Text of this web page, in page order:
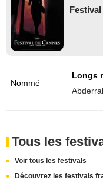
Nommé
Longs
Tous les
Voir tous les festivals
Découvrez les festivals